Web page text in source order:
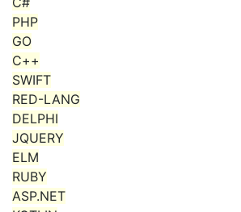
RED-LANG